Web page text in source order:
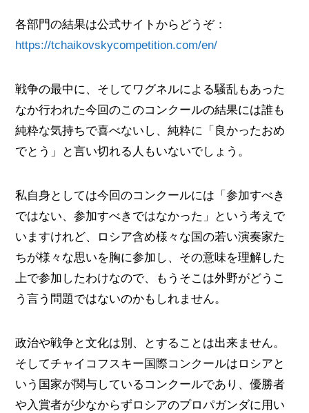
各部門の結果は公式サイトからどうぞ：
https://tchaikovskycompetition.com/en/
戦争の最中に、そしてワグネルによる騒乱もあった
なか行われた今回のこのコンクールの結果には誰も
純粋な気持ちで喜べないし、純粋に「良かったおめ
でとう」と言い切れる人もいないでしょう。
私自身としては今回のコンクールには「参加すべき
ではない、参加すべきではなかった」という考えで
いますけれど、ロシア含め様々な国の若い演奏家た
ちが様々な思いを胸に参加し、その意味を理解した
上で参加したわけなので、もうそこは外野がどうこ
う言う問題ではないのかもしれません。
政治や戦争と文化は別、とすることは出来ません。
そしてチャイコフスキー国際コンクールはロシアと
いう国家が関与しているコンクールであり、優勝者
や入賞者が少なからずロシアのプロパガンダに用い